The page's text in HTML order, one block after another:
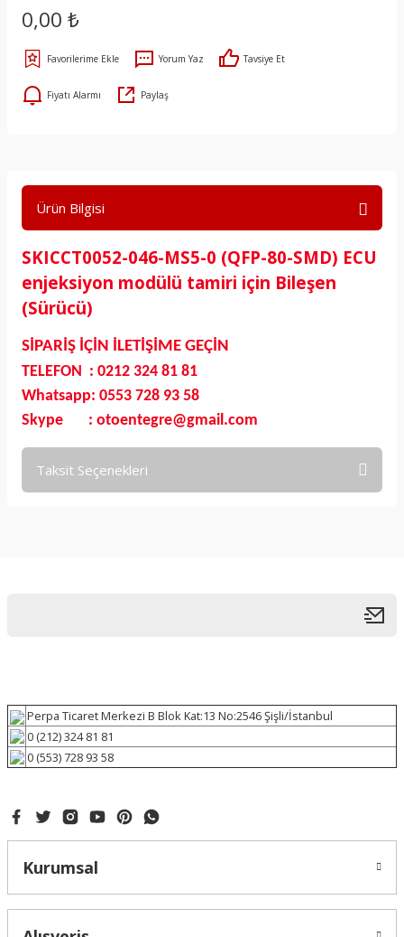
0,00 ₺
Yorum Yaz Tavsiye Et
Fiyatı Alarmı Paylaş
Ürün Bilgisi
SKICCT0052-046-MS5-0 (QFP-80-SMD) ECU
enjeksiyon modülü tamiri için Bileşen
(Sürücü)
SİPARİŞ İÇİN İLETİŞİME GEÇİN
TELEFON : 0212 324 81 81
Whatsapp: 0553 728 93 58
Skype : otoentegre@gmail.com
Taksit Seçenekleri
Perpa Ticaret Merkezi B Blok Kat:13 No:2546 Şişli/İstanbul
0 (212) 324 81 81
0 (553) 728 93 58
Kurumsal